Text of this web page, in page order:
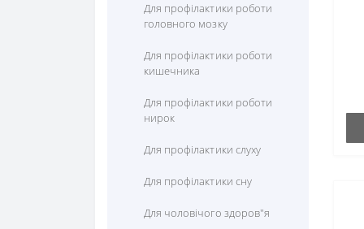
Для профілактики роботи
головного мозку
Для профілактики роботи
кишечника
Для профілактики роботи
нирок
Для профілактики слуху
Для профілактики сну
Для чоловічого здоров"я